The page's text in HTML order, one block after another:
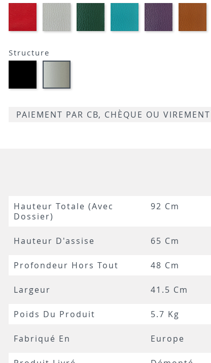
PLANET
ROUGE-
SIMILI
FLUSKO
GRIS
CLAIR-
FLUSKO
VERT
BOUTEILLE-
01-
FULSKO
TURQUOISE-
01-
FLUSKO
AUBERGINE-
Structure
opaque
-
PAIEMENT PAR CB, CHÈQUE OU VIREMENT
Hauteur Totale (avec
Dossier)
92 Cm
Hauteur D'assise 65 Cm
Profondeur Hors Tout 48 Cm
Largeur 41.5 Cm
Poids Du Produit 5.7 Kg
Fabriqué En Europe